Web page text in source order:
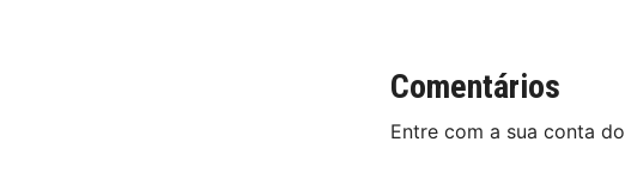
Comentários
Entre com a sua conta do